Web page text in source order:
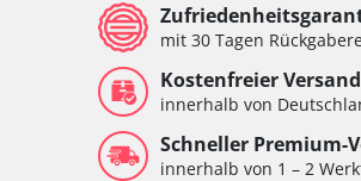
mit 30 Tagen
Kostenfreier Versand
innerhalb von
Schneller Premium-
innerhalb von 1 – 2